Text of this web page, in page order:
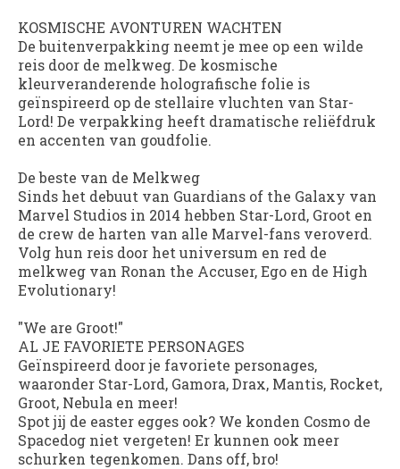
KOSMISCHE AVONTUREN WACHTEN
De buitenverpakking neemt je mee op een wilde
reis door de melkweg. De kosmische
kleurveranderende holografische folie is
geïnspireerd op de stellaire vluchten van Star-
Lord! De verpakking heeft dramatische reliëfdruk
en accenten van goudfolie.
De beste van de Melkweg
Sinds het debuut van Guardians of the Galaxy van
Marvel Studios in 2014 hebben Star-Lord, Groot en
de crew de harten van alle Marvel-fans veroverd.
Volg hun reis door het universum en red de
melkweg van Ronan the Accuser, Ego en de High
Evolutionary!
"We are Groot!"
AL JE FAVORIETE PERSONAGES
Geïnspireerd door je favoriete personages,
waaronder Star-Lord, Gamora, Drax, Mantis, Rocket,
Groot, Nebula en meer!
Spot jij de easter egges ook? We konden Cosmo de
Spacedog niet vergeten! Er kunnen ook meer
schurken tegenkomen. Dans off, bro!